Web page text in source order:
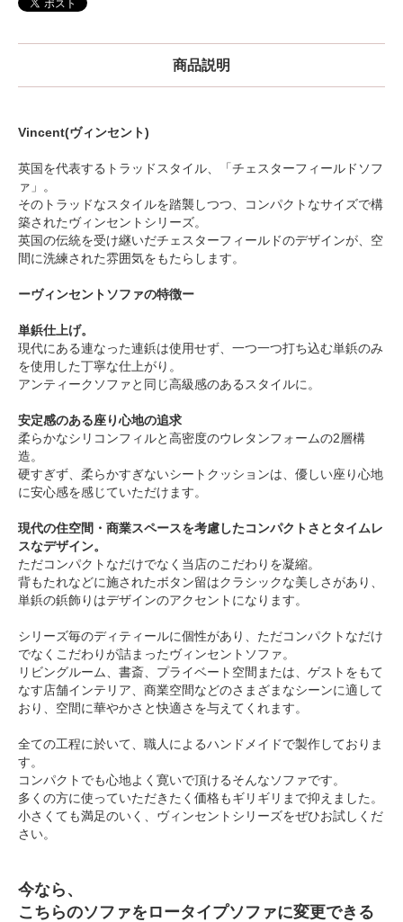
商品説明
Vincent(ヴィンセント)
英国を代表するトラッドスタイル、「チェスターフィールドソフ
ァ」。
そのトラッドなスタイルを踏襲しつつ、コンパクトなサイズで構
築されたヴィンセントシリーズ。
英国の伝統を受け継いだチェスターフィールドのデザインが、空
間に洗練された雰囲気をもたらします。
ーヴィンセントソファの特徴ー
単鋲仕上げ。
現代にある連なった連鋲は使用せず、一つ一つ打ち込む単鋲のみ
を使用した丁寧な仕上がり。
アンティークソファと同じ高級感のあるスタイルに。
安定感のある座り心地の追求
柔らかなシリコンフィルと高密度のウレタンフォームの2層構
造。
硬すぎず、柔らかすぎないシートクッションは、優しい座り心地
に安心感を感じていただけます。
現代の住空間・商業スペースを考慮したコンパクトさとタイムレ
スなデザイン。
ただコンパクトなだけでなく当店のこだわりを凝縮。
背もたれなどに施されたボタン留はクラシックな美しさがあり、
単鋲の鋲飾りはデザインのアクセントになります。
シリーズ毎のディティールに個性があり、ただコンパクトなだけ
でなくこだわりが詰まったヴィンセントソファ。
リビングルーム、書斎、プライベート空間または、ゲストをもて
なす店舗インテリア、商業空間などのさまざまなシーンに適して
おり、空間に華やかさと快適さを与えてくれます。
全ての工程に於いて、職人によるハンドメイドで製作しておりま
す。
コンパクトでも心地よく寛いで頂けるそんなソファです。
多くの方に使っていただきたく価格もギリギリまで抑えました。
小さくても満足のいく、ヴィンセントシリーズをぜひお試しくだ
さい。
今なら、
こちらのソファをロータイプソファに変更できる